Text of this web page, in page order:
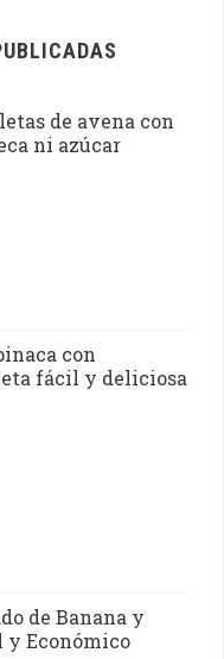
de avena con
ni azúcar
con
fácil y deliciosa
de Banana y
y Económico